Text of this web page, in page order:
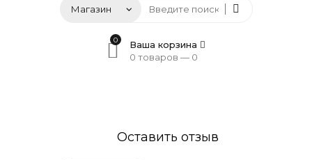
0
Ваша корзина
0 товаров — 0
Оставить отзыв